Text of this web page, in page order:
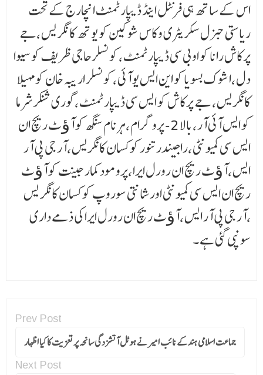
اس کے ساتھ ہی فرنٹل اینڈ ڈیپارٹمنٹ انچارج کے تحت
ریاستی جنرل سکریٹری وکاس شوکین کو یوتھ کا نگریس ،جے
پرکاش رانا کو او بی سی ڈیپارٹمنٹ ،کونسلرحاجی ظریف کو سیوا
دل ،اشوک بسویا کو این ایس یو آئی ،کونسلر ار یبہ خان کو مہیلا
کانگریس ، جے پرکاش کو ایس سی ڈیپارٹمنٹ ،گوری شنکر شرما
کو ایس آئی آر ،بالا 2- پروگر ام ،ہرنام سنگھ کو آﺅٹ ریچ ان
ایس سی کمیونٹی ،راجیندر تنور کو کسان کانگریس ،آر جی پی آر
ایس ،آﺅٹ ریچ ان رورل ایرا ،پرومود کمار جینت کو آﺅٹ
ریچ ان ایس سی کمیونٹی اور شانتی سوروپ کو کسان کانگر یس
،آر جی پی آر ایس ،آﺅٹ ریچ ان رورل ایرا کی ذمے داری
سونپی گئی ہے ۔
Prev Post
جماعت اسلامی ہندکے نائب امیر نے ہوٹل آتشزدگی سانحہ پر تعزیت کا کیا اظہار
Next Post